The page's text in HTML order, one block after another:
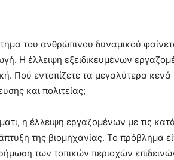
του ανθρώπινου δυναμικού
Η έλλειψη εξειδικευμένων
Πού εντοπίζετε τα μεγαλύτερα κενά
και πολιτείας;
η έλλειψη εργαζομένων με τις
της βιομηχανίας. Το πρόβλημα
των τοπικών περιοχών